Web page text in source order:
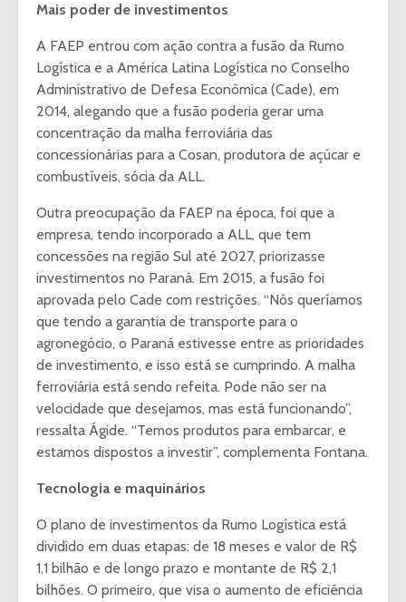
Mais poder de investimentos
A FAEP entrou com ação contra a fusão da Rumo
Logística e a América Latina Logística no Conselho
Administrativo de Defesa Econômica (Cade), em
2014, alegando que a fusão poderia gerar uma
concentração da malha ferroviária das
concessionárias para a Cosan, produtora de açúcar e
combustíveis, sócia da ALL.
Outra preocupação da FAEP na época, foi que a
empresa, tendo incorporado a ALL, que tem
concessões na região Sul até 2027, priorizasse
investimentos no Paraná. Em 2015, a fusão foi
aprovada pelo Cade com restrições. “Nós queríamos
que tendo a garantia de transporte para o
agronegócio, o Paraná estivesse entre as prioridades
de investimento, e isso está se cumprindo. A malha
ferroviária está sendo refeita. Pode não ser na
velocidade que desejamos, mas está funcionando”,
ressalta Ágide. “Temos produtos para embarcar, e
estamos dispostos a investir”, complementa Fontana.
Tecnologia e maquinários
O plano de investimentos da Rumo Logística está
dividido em duas etapas: de 18 meses e valor de R$
1,1 bilhão e de longo prazo e montante de R$ 2,1
bilhões. O primeiro, que visa o aumento de eficiência